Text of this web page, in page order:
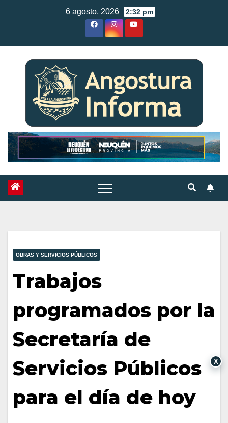
6 agosto, 2026 2:32 pm
OBRAS Y SERVICIOS PÚBLICOS
Trabajos
programados por la
Secretaría de
Servicios Públicos
para el día de hoy
X